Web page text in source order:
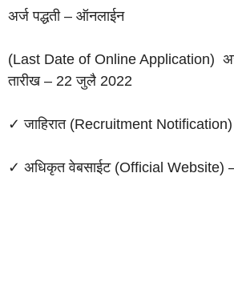
अर्ज पद्धती – ऑनलाईन
(Last Date of Online Application)
तारीख – 22 जुलै 2022
✓ जाहिरात (Recruitment
✓ अधिकृत वेबसाईट (Official Website)